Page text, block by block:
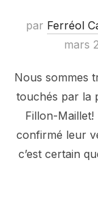
par Ferréol
mars
Nous sommes
touchés par la
Fillon-
confirmé leur
c’est certain